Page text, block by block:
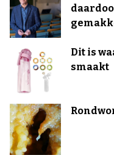
Dit is
smaakt